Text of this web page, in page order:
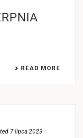
READ MORE
7 lipca 2023